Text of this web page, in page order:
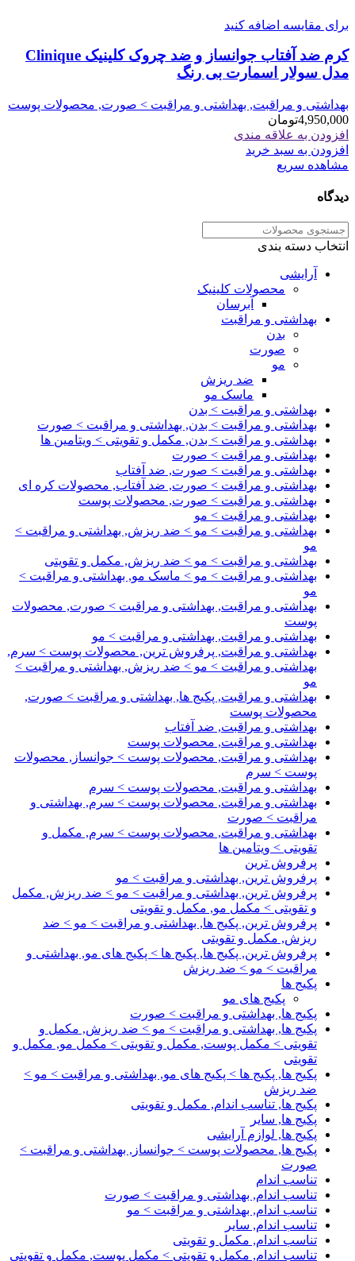
برای مقایسه اضافه کنید
کرم ضد آفتاب جوانساز و ضد چروک کلینیک Clinique
مدل سولار اسمارت بی رنگ
بهداشتی و مراقبت, بهداشتی و مراقبت > صورت, محصولات پوست
4,950,000تومان
افزودن به علاقه مندی
افزودن به سبد خرید
مشاهده سریع
دیدگاه
انتخاب دسته بندی
آرایشی
محصولات کلینیک
آبرسان
بهداشتی و مراقبت
بدن
صورت
مو
ضد ریزش
ماسک مو
بهداشتی و مراقبت > بدن
بهداشتی و مراقبت > بدن, بهداشتی و مراقبت > صورت
بهداشتی و مراقبت > بدن, مکمل و تقویتی > ویتامین ها
بهداشتی و مراقبت > صورت
بهداشتی و مراقبت > صورت, ضد آفتاب
بهداشتی و مراقبت > صورت, ضد آفتاب, محصولات کره ای
بهداشتی و مراقبت > صورت, محصولات پوست
بهداشتی و مراقبت > مو
بهداشتی و مراقبت > مو > ضد ریزش, بهداشتی و مراقبت >
مو
بهداشتی و مراقبت > مو > ضد ریزش, مکمل و تقویتی
بهداشتی و مراقبت > مو > ماسک مو, بهداشتی و مراقبت >
مو
بهداشتی و مراقبت, بهداشتی و مراقبت > صورت, محصولات
پوست
بهداشتی و مراقبت, بهداشتی و مراقبت > مو
بهداشتی و مراقبت, پرفروش ترین, محصولات پوست > سرم,
بهداشتی و مراقبت > مو > ضد ریزش, بهداشتی و مراقبت >
مو
بهداشتی و مراقبت, پکیج ها, بهداشتی و مراقبت > صورت,
محصولات پوست
بهداشتی و مراقبت, ضد آفتاب
بهداشتی و مراقبت, محصولات پوست
بهداشتی و مراقبت, محصولات پوست > جوانساز, محصولات
پوست > سرم
بهداشتی و مراقبت, محصولات پوست > سرم
بهداشتی و مراقبت, محصولات پوست > سرم, بهداشتی و
مراقبت > صورت
بهداشتی و مراقبت, محصولات پوست > سرم, مکمل و
تقویتی > ویتامین ها
پرفروش ترین
پرفروش ترین, بهداشتی و مراقبت > مو
پرفروش ترین, بهداشتی و مراقبت > مو > ضد ریزش, مکمل
و تقویتی > مکمل مو, مکمل و تقویتی
پرفروش ترین, پکیج ها, بهداشتی و مراقبت > مو > ضد
ریزش, مکمل و تقویتی
پرفروش ترین, پکیج ها, پکیج ها > پکیج های مو, بهداشتی و
مراقبت > مو > ضد ریزش
پکیج ها
پکیج های مو
پکیج ها, بهداشتی و مراقبت > صورت
پکیج ها, بهداشتی و مراقبت > مو > ضد ریزش, مکمل و
تقویتی > مکمل پوست, مکمل و تقویتی > مکمل مو, مکمل و
تقویتی
پکیج ها, پکیج ها > پکیج های مو, بهداشتی و مراقبت > مو >
ضد ریزش
پکیج ها, تناسب اندام, مکمل و تقویتی
پکیج ها, سایر
پکیج ها, لوازم آرایشی
پکیج ها, محصولات پوست > جوانساز, بهداشتی و مراقبت >
صورت
تناسب اندام
تناسب اندام, بهداشتی و مراقبت > صورت
تناسب اندام, بهداشتی و مراقبت > مو
تناسب اندام, سایر
تناسب اندام, مکمل و تقویتی
تناسب اندام, مکمل و تقویتی > مکمل پوست, مکمل و تقویتی